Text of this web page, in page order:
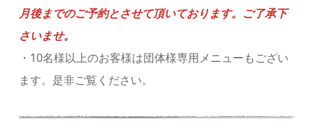
月後までのご予約とさせて頂いております。ご了承下
さいませ。
・10名様以上のお客様は団体様専用メニューもござい
ます。是非ご覧ください。